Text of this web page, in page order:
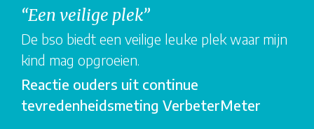
“Een veilige plek”
De bso biedt een veilige leuke plek waar mijn
kind mag opgroeien.
Reactie ouders uit continue
tevredenheidsmeting VerbeterMeter